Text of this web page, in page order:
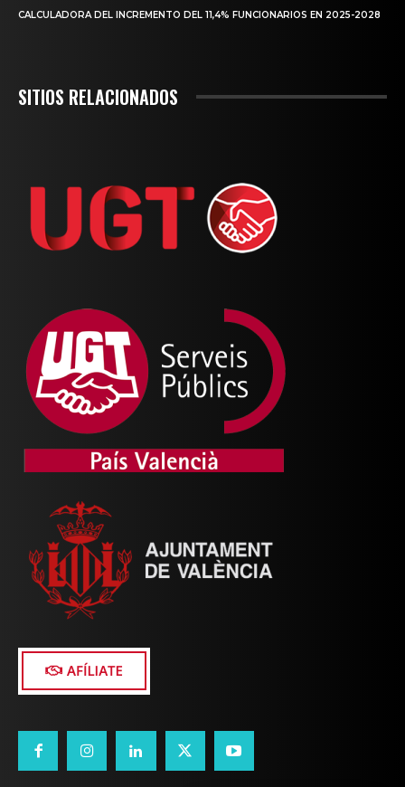
CALCULADORA DEL INCREMENTO DEL 11,4% FUNCIONARIOS EN 2025-2028
SITIOS RELACIONADOS